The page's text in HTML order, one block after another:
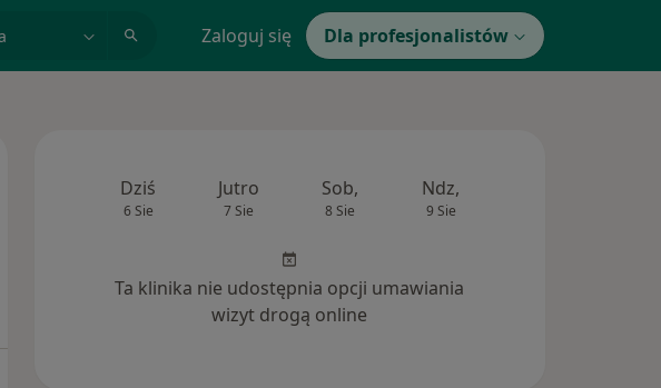
Zaloguj się Dla profesjonalistów
Dziś
6 Sie
Jutro
7 Sie
Sob,
8 Sie
Ndz,
9 Sie
Ta klinika nie udostępnia opcji umawiania
wizyt drogą online